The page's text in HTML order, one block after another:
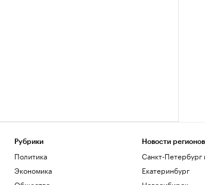
Рубрики
Политика
Экономика
Новости регионов
Санкт-Петербург
Екатеринбург